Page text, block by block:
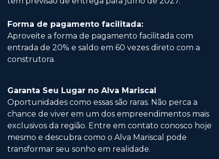
Forma de pagamento facilitada:
Aproveite a forma de pagamento facilitada com
entrada de 20% e saldo em 60 vezes direto com a
construtora.
Garanta Seu Lugar no Alva Mariscal
Oportunidades como essas são raras. Não perca a
chance de viver em um dos empreendimentos mais
exclusivos da região. Entre em contato conosco hoje
mesmo e descubra como o Alva Mariscal pode
transformar seu sonho em realidade.